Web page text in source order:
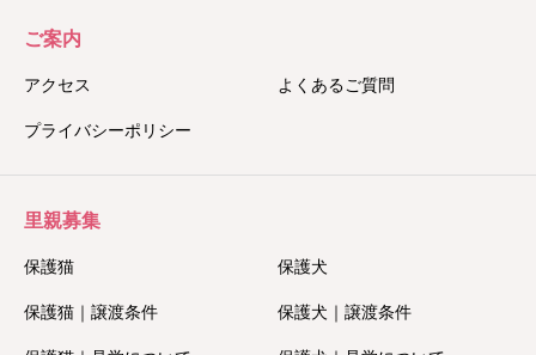
ご案内
アクセス よくあるご質問
プライバシーポリシー
里親募集
保護猫 保護犬
保護猫｜譲渡条件 保護犬｜譲渡条件